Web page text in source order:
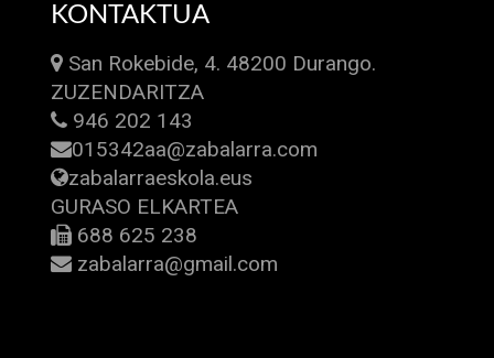
KONTAKTUA
San Rokebide, 4. 48200 Durango.
ZUZENDARITZA
946 202 143
015342aa@zabalarra.com
zabalarraeskola.eus
GURASO ELKARTEA
688 625 238
zabalarra@gmail.com